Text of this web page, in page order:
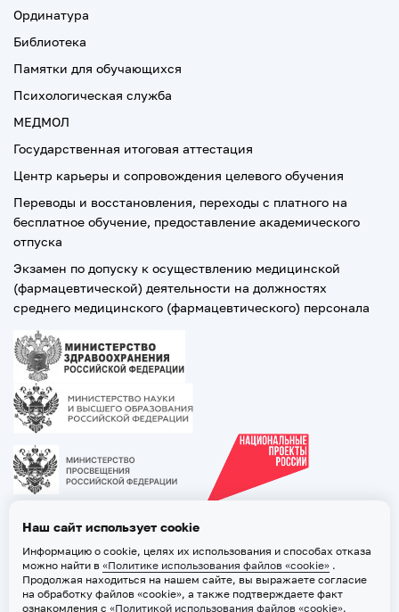
Ординатура
Библиотека
Памятки для обучающихся
Психологическая служба
МЕДМОЛ
Государственная итоговая аттестация
Центр карьеры и сопровождения целевого обучения
Переводы и восстановления, переходы с платного на
бесплатное обучение, предоставление академического
отпуска
Экзамен по допуску к осуществлению медицинской
(фармацевтической) деятельности на должностях
среднего медицинского (фармацевтического) персонала
Наш сайт использует cookie
Информацию о cookie, целях их использования и способах отказа
можно найти в «Политике использования файлов «cookie» .
Продолжая находиться на нашем сайте, вы выражаете согласие
на обработку файлов «cookie», а также подтверждаете факт
ознакомления с «Политикой использования файлов «cookie».